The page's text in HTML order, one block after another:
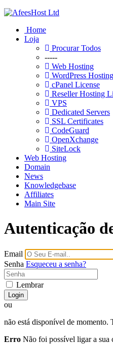
Home
Loja
Procurar Todos
-----
Web Hosting
WordPress Hosting
cPanel License
Reseller Hosting
VPS
Dedicated Servers
SSL Certificates
CodeGuard
OpenXchange
SiteLock
Web Hosting
Domain
News
Knowledgebase
Affiliates
Main Site
Autenticação
Email
Senha Esqueceu a senha?
Lembrar
Login
ou
não está disponível de momento.
Erro Não foi possível ligar a sua